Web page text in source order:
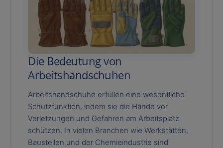
Die Bedeutung von
Arbeitshandschuhen
Arbeitshandschuhe erfüllen eine wesentliche
Schutzfunktion, indem sie die Hände vor
Verletzungen und Gefahren am Arbeitsplatz
schützen. In vielen Branchen wie Werkstätten,
Baustellen und der Chemieindustrie sind